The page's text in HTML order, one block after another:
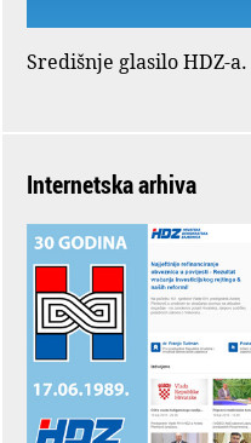
Središnje glasilo HDZ-a.
Internetska arhiva